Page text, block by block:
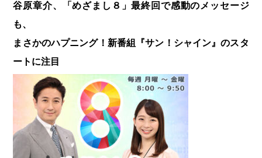
谷原章介、「めざまし８」最終回で感動のメッセージ
も、
まさかのハプニング！新番組『サン！シャイン』のスタ
ートに注目